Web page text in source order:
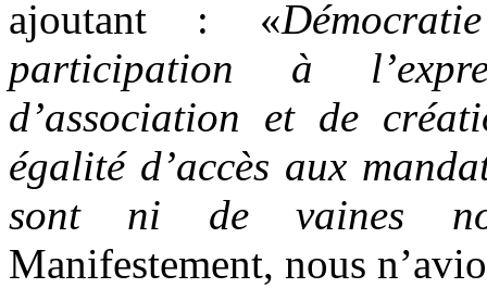
ajoutant : «
participation à
d’association et de
égalité d’accès aux
sont ni de vaines
Manifestement, nous